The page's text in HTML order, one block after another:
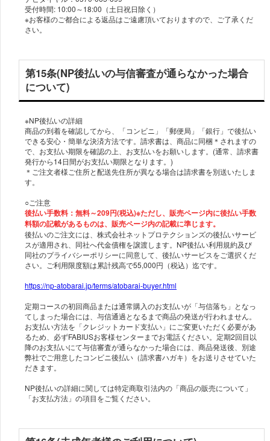
受付時間: 10:00～18:00（土日祝日除く）
※お客様のご都合による返品はご遠慮頂いておりますので、ご了承くだ
さい。
第15条(NP後払いの与信審査が通らなかった場合
について)
※NP後払いの詳細
商品の到着を確認してから、「コンビニ」「郵便局」「銀行」で後払い
できる安心・簡単な決済方法です。請求書は、商品に同梱＊されますの
で、お支払い期限を確認の上、お支払いをお願いします。(通常、請求書
発行から14日間がお支払い期限となります。)
＊ご注文者様ご住所と配送先住所が異なる場合は請求書を別送いたしま
す。
後払い手数料：無料～209円(税込)※ただし、販売ページ内に後払い手数
料額の記載があるものは、販売ページ内の記載に準じます。
後払いのご注文には、株式会社ネットプロテクションズの後払いサービ
スが適用され、同社へ代金債権を譲渡します。NP後払い利用規約及び
同社のプライバシーポリシーに同意して、後払いサービスをご選択くだ
さい。ご利用限度額は累計残高で55,000円（税込）迄です。
https://np-atobarai.jp/terms/atobarai-buyer.html​
定期コースの初回商品または通常購入のお支払いが「与信落ち」となっ
てしまった場合には、与信通過となるまで商品の発送が行われません。
お支払い方法を「クレジットカード支払い」にご変更いただく必要があ
るため、必ずFABIUSお客様センターまでお電話ください。定期2回目以
降のお支払いにて与信審査が通らなかった場合には、商品発送後、別途
弊社でご用意したコンビニ後払い（請求書ハガキ）をお送りさせていた
だきます。
NP後払いの詳細に関しては特定商取引法内の「商品の販売について」
「お支払方法」の項目をご覧ください。